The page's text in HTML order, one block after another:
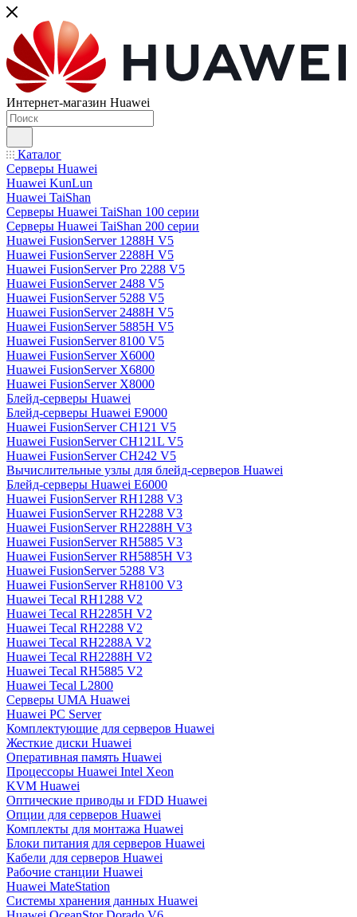
Интернет-магазин Huawei
Каталог
Серверы Huawei
Huawei KunLun
Huawei TaiShan
Серверы Huawei TaiShan 100 серии
Серверы Huawei TaiShan 200 серии
Huawei FusionServer 1288H V5
Huawei FusionServer 2288H V5
Huawei FusionServer Pro 2288 V5
Huawei FusionServer 2488 V5
Huawei FusionServer 5288 V5
Huawei FusionServer 2488H V5
Huawei FusionServer 5885H V5
Huawei FusionServer 8100 V5
Huawei FusionServer X6000
Huawei FusionServer X6800
Huawei FusionServer X8000
Блейд-серверы Huawei
Блейд-серверы Huawei E9000
Huawei FusionServer CH121 V5
Huawei FusionServer CH121L V5
Huawei FusionServer CH242 V5
Вычислительные узлы для блейд-серверов Huawei
Блейд-серверы Huawei E6000
Huawei FusionServer RH1288 V3
Huawei FusionServer RH2288 V3
Huawei FusionServer RH2288H V3
Huawei FusionServer RH5885 V3
Huawei FusionServer RH5885H V3
Huawei FusionServer 5288 V3
Huawei FusionServer RH8100 V3
Huawei Tecal RH1288 V2
Huawei Tecal RH2285H V2
Huawei Tecal RH2288 V2
Huawei Tecal RH2288A V2
Huawei Tecal RH2288H V2
Huawei Tecal RH5885 V2
Huawei Tecal L2800
Серверы UMA Huawei
Huawei PC Server
Комплектующие для серверов Huawei
Жесткие диски Huawei
Оперативная память Huawei
Процессоры Huawei Intel Xeon
KVM Huawei
Оптические приводы и FDD Huawei
Опции для серверов Huawei
Комплекты для монтажа Huawei
Блоки питания для серверов Huawei
Кабели для серверов Huawei
Рабочие станции Huawei
Huawei MateStation
Системы хранения данных Huawei